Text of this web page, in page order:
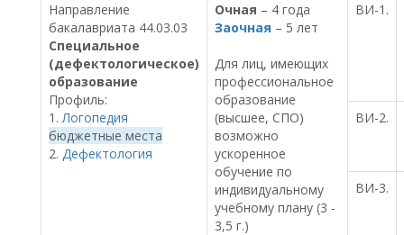
Направление
бакалавриата 44.03.03
Специальное
(дефектологическое)
образование
Профиль:
1.Логопедия
бюджетные места
2. Дефектология
Очная – 4 года
Заочная – 5 лет
Для лиц, имеющих
профессиональное
образование
(высшее, СПО)
возможно
ускоренное
обучение по
индивидуальному
учебному плану (3 -
3,5 г.)
ВИ-1.
ВИ-2.
ВИ-3.